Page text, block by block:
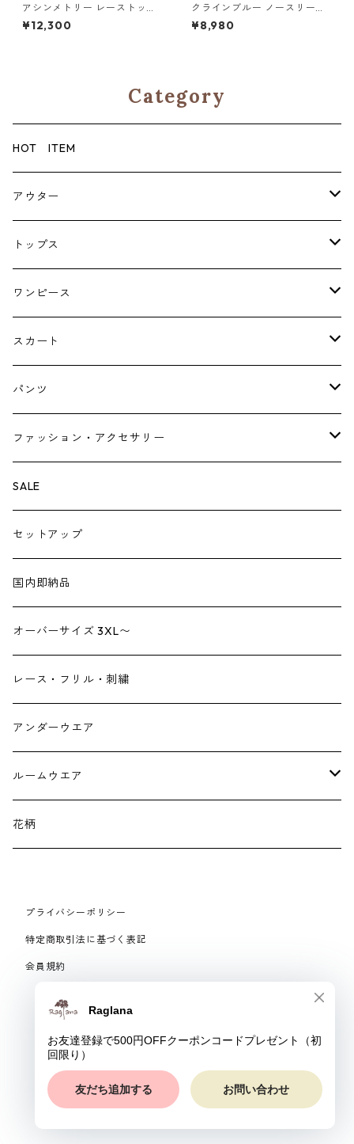
アシンメトリー レーストップ
& チェック柄スカート セット
アップ M 250250
¥12,300
クラインブルー ノースリーブ
ロングドレス H 260113
¥8,980
Category
HOT ITEM
アウター
コート
ジャケット
トップス
ブラウス・シャツ
Tシャツ・スウェット・パーカー
ニット・カーディガン
ベスト・ジレ
ワンピース
キャミソールワンピース
ジャンパースカート
スカート
ペチスカート
パンツ
レギンス
ペチパンツ
サロペット
ジャンプスーツ
デニム
ファッション・アクセサリー
バック
トートバック
ショルダーバック
シューズ
ブーツ
パンプス
帽子
ヘアーアクセサリー
ストール
つけ襟
イヤリング・ピアス
ネックレス・ブローチ
手袋、ハンドカバー
スマートフォンケース、バッグ
SALE
セットアップ
国内即納品
オーバーサイズ 3XL〜
レース・フリル・刺繍
アンダーウエア
ルームウエア
パジャマ
花柄
プライバシーポリシー
特定商取引法に基づく表記
会員規約